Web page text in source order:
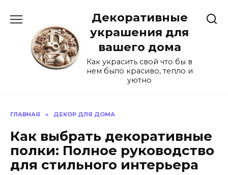
содержанию
Декоративные
украшения для
вашего дома
Как украсить свой что бы в
нем было красиво, тепло и
уютно
ГЛАВНАЯ » ДЕКОР ДЛЯ ДОМА
Как выбрать декоративные
полки: Полное руководство
для стильного интерьера